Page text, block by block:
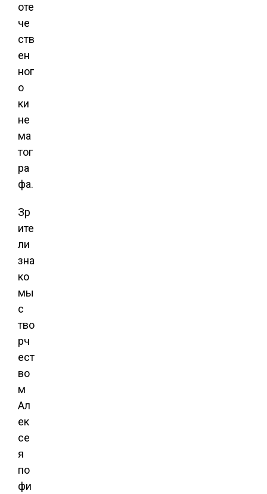
оте
че
ств
ен
ног
о
ки
не
ма
тог
ра
фа.
Зр
ите
ли
зна
ко
мы
с
тво
рч
ест
во
м
Ал
ек
се
я
по
фи